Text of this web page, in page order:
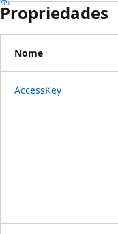
Propriedades
Nome
AccessKey